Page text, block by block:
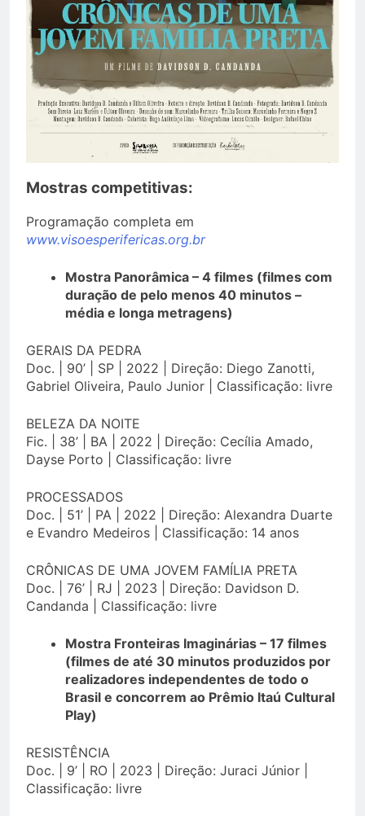
Mostras competitivas:
Programação completa em
www.visoesperifericas.org.br
Mostra Panorâmica – 4 filmes (filmes com
duração de pelo menos 40 minutos –
média e longa metragens)
GERAIS DA PEDRA
Doc. | 90’ | SP | 2022 | Direção: Diego Zanotti,
Gabriel Oliveira, Paulo Junior | Classificação: livre
BELEZA DA NOITE
Fic. | 38’ | BA | 2022 | Direção: Cecília Amado,
Dayse Porto | Classificação: livre
PROCESSADOS
Doc. | 51’ | PA | 2022 | Direção: Alexandra Duarte
e Evandro Medeiros | Classificação: 14 anos
CRÔNICAS DE UMA JOVEM FAMÍLIA PRETA
Doc. | 76’ | RJ | 2023 | Direção: Davidson D.
Candanda | Classificação: livre
Mostra Fronteiras Imaginárias – 17 filmes
(filmes de até 30 minutos produzidos por
realizadores independentes de todo o
Brasil e concorrem ao Prêmio Itaú Cultural
Play)
RESISTÊNCIA
Doc. | 9’ | RO | 2023 | Direção: Juraci Júnior |
Classificação: livre